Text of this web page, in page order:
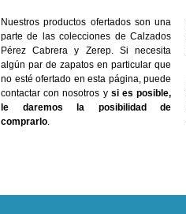
Nuestros productos ofertados son una
parte de las colecciones de Calzados
Pérez Cabrera y Zerep. Si necesita
algún par de zapatos en particular que
no esté ofertado en esta página, puede
contactar con nosotros y si es posible,
le daremos la posibilidad de
comprarlo.